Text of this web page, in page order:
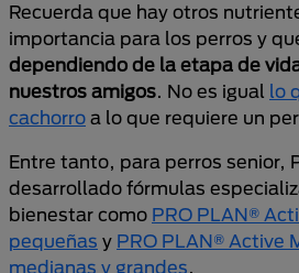
Recuerda que hay otros
importancia para los perros y
dependiendo de la etapa de
nuestros amigos. No es igual lo
cachorro a lo que requiere un
Entre tanto, para perros senior,
desarrollado fórmulas
bienestar como PRO PLAN®
pequeñas y PRO PLAN® Active
medianas y grandes.